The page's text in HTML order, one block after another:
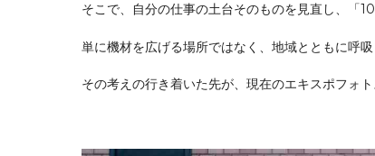
そこで、自分の仕事の土台そのものを見直し、「
単に機材を広げる場所ではなく、地域とともに呼
その考えの行き着いた先が、現在のエキスポフォト